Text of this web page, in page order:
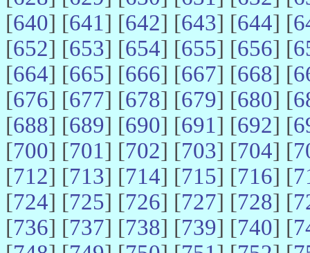
[640] [641] [642] [643] [644] [
[652] [653] [654] [655] [656] [
[664] [665] [666] [667] [668] [
[676] [677] [678] [679] [680] [
[688] [689] [690] [691] [692] [
[700] [701] [702] [703] [704] [
[712] [713] [714] [715] [716] [
[724] [725] [726] [727] [728] [
[736] [737] [738] [739] [740] [